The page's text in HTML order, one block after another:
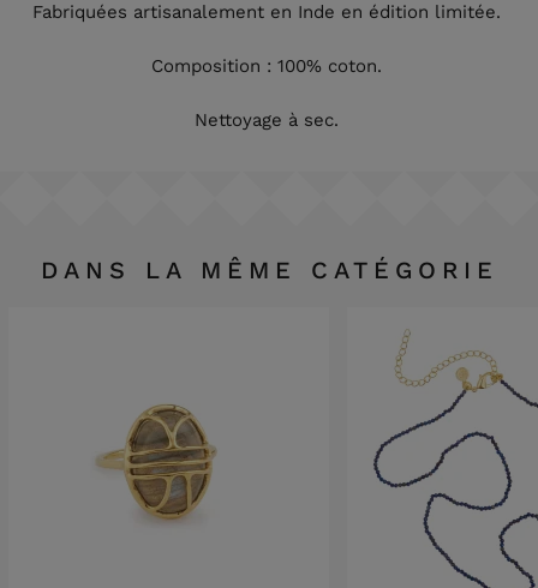
Fabriquées artisanalement en Inde en édition limitée.
Composition : 100% coton.
Nettoyage à sec.
DANS LA MÊME CATÉGORIE